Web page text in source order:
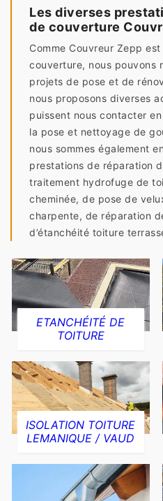
Les diverses
de couverture
Comme Couvreur Zepp
couverture, nous pouvons
projets de pose et de
nous proposons diverses
puissent nous contacter
la pose et nettoyage de
nous sommes également
prestations de réparation
traitement hydrofuge de
cheminée, de pose de
charpente, de réparation
d’étanchéité toiture
ETANCHÉITÉ DE
TOITURE
ISOLATION TOITURE
LEMANIQUE / VAUD